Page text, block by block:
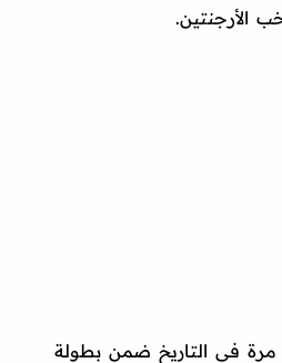
الأرجنتين.
لأول مرة في التاريخ ضمن بطولة